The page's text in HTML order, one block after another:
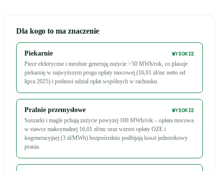
Dla kogo to ma znaczenie
Piekarnie WYSOKIE
Piece elektryczne i mroźnie generują zużycie >50 MWh/rok, co plasuje
piekarnię w najwyższym progu opłaty mocowej (16,01 zł/mc netto od
lipca 2025) i podnosi udział opłat wspólnych w rachunku.
Pralnie przemysłowe WYSOKIE
Suszarki i magle pchają zużycie powyżej 100 MWh/rok – opłata mocowa
w stawce maksymalnej 16,01 zł/mc oraz wzrost opłaty OZE i
kogeneracyjnej (3 zł/MWh) bezpośrednio podbijają koszt jednostkowy
prania.